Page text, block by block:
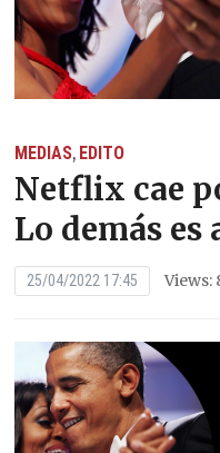
MEDIAS, EDITO
Netflix cae
Lo demás es
25/04/2022 17:45 Views: